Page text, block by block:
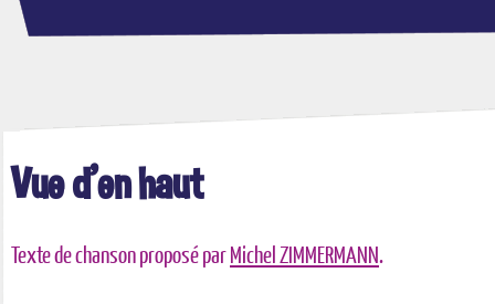
Vue d'en haut
Texte de chanson proposé par Michel ZIMMERMANN.